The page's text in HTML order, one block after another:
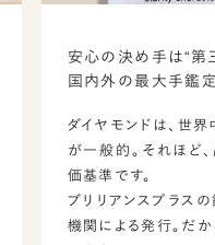
安心の決め手は“第
国内外の最大手鑑
ダイヤモンドは、世
が一般的。それほど
価基準です。
ブリリアンスプラス
機関による発行。だ